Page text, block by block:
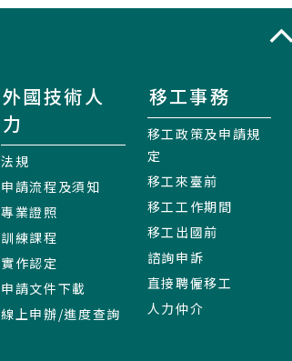
外國技術人
力
法規
申請流程及須知
專業證照
訓練課程
實作認定
申請文件下載
線上申辦/進度查詢
移工事務
移工政策及申請規
定
移工來臺前
移工工作期間
移工出國前
諮詢申訴
直接聘僱移工
人力仲介